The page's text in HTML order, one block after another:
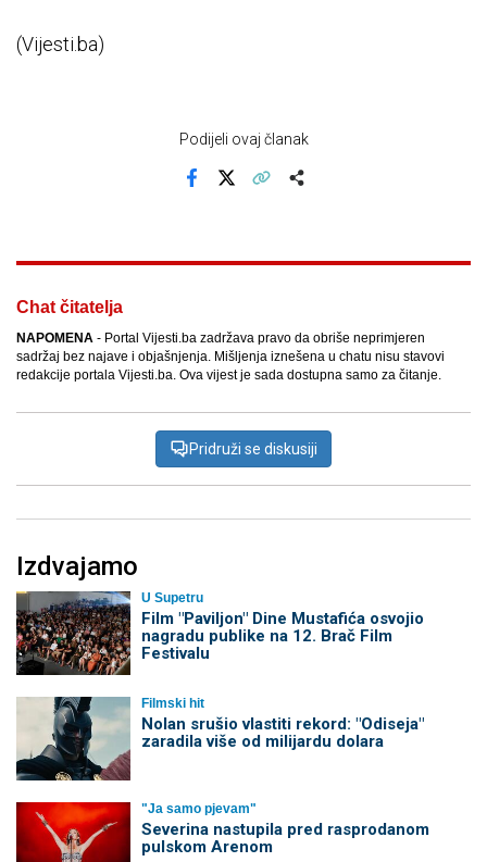
(Vijesti.ba)
Podijeli ovaj članak
Chat čitatelja
NAPOMENA - Portal Vijesti.ba zadržava pravo da obriše neprimjeren
sadržaj bez najave i objašnjenja. Mišljenja iznešena u chatu nisu stavovi
redakcije portala Vijesti.ba. Ova vijest je sada dostupna samo za čitanje.
Pridruži se diskusiji
Izdvajamo
U Supetru
Film "Paviljon" Dine Mustafića osvojio
nagradu publike na 12. Brač Film
Festivalu
Filmski hit
Nolan srušio vlastiti rekord: "Odiseja"
zaradila više od milijardu dolara
"Ja samo pjevam"
Severina nastupila pred rasprodanom
pulskom Arenom